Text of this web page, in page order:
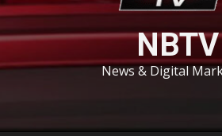
NBTV
News & Digital